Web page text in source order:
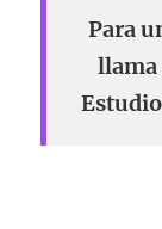
Para
llama